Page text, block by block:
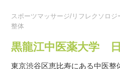
スポーツマッサージ/リフレクソロ
整体
黒龍江中医薬大学
東京渋谷区恵比寿にある中医整